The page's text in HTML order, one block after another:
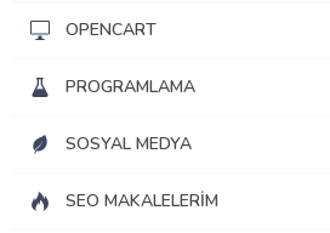
OPENCART
PROGRAMLAMA
SOSYAL MEDYA
SEO MAKALELERIM